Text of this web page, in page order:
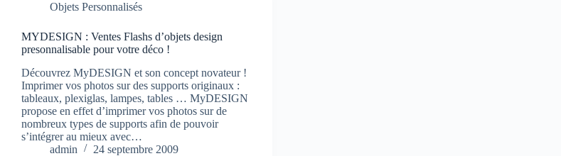
Objets Personnalisés
MYDESIGN : Ventes Flashs d’objets design
presonnalisable pour votre déco !
Découvrez MyDESIGN et son concept novateur !
Imprimer vos photos sur des supports originaux :
tableaux, plexiglas, lampes, tables … MyDESIGN
propose en effet d’imprimer vos photos sur de
nombreux types de supports afin de pouvoir
s’intégrer au mieux avec…
admin
24 septembre 2009